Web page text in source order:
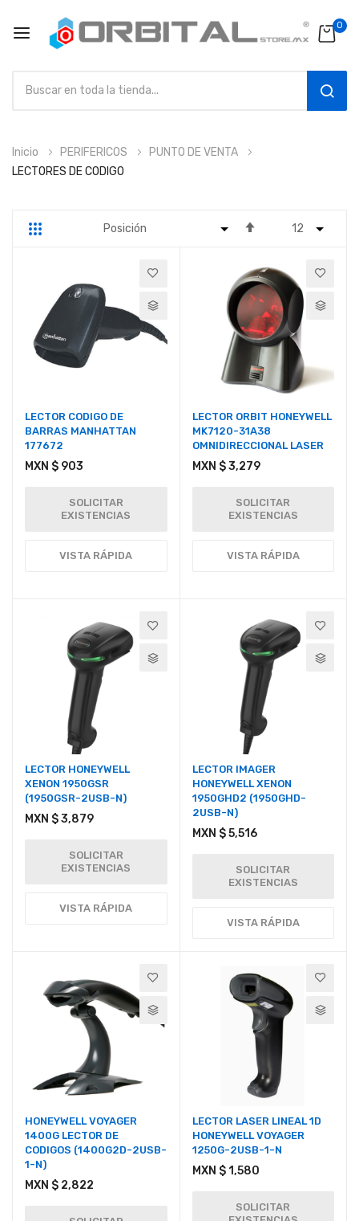
0
al
contenido
Inicio PERIFERICOS
PUNTO DE VENTA
LECTORES DE CODIGO
Parrilla
LECTOR CODIGO DE
BARRAS MANHATTAN
177672
MXN $ 903
SOLICITAR
EXISTENCIAS
VISTA RÁPIDA
LECTOR ORBIT HONEYWELL
MK7120-31A38
OMNIDIRECCIONAL LASER
MXN $ 3,279
SOLICITAR
EXISTENCIAS
VISTA RÁPIDA
LECTOR HONEYWELL
XENON 1950GSR
(1950GSR-2USB-N)
MXN $ 3,879
SOLICITAR
EXISTENCIAS
VISTA RÁPIDA
LECTOR IMAGER
HONEYWELL XENON
1950GHD2 (1950GHD-
2USB-N)
MXN $ 5,516
SOLICITAR
EXISTENCIAS
VISTA RÁPIDA
HONEYWELL VOYAGER
1400G LECTOR DE
CODIGOS (1400G2D-2USB-
1-N)
MXN $ 2,822
LECTOR LASER LINEAL 1D
HONEYWELL VOYAGER
1250G-2USB-1-N
MXN $ 1,580
SOLICITAR